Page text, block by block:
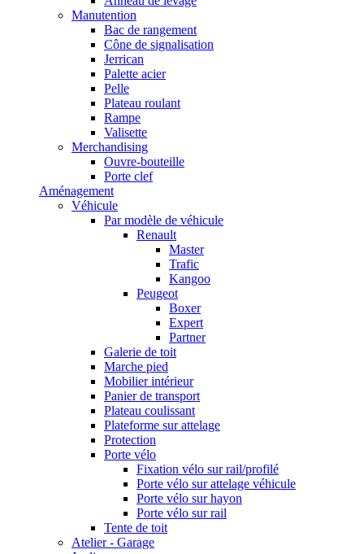
Manutention
Bac de rangement
Cône de signalisation
Jerrican
Palette acier
Pelle
Plateau roulant
Rampe
Valisette
Merchandising
Ouvre-bouteille
Porte clef
Aménagement
Véhicule
Par modèle de véhicule
Renault
Master
Trafic
Kangoo
Peugeot
Boxer
Expert
Partner
Galerie de toit
Marche pied
Mobilier intérieur
Panier de transport
Plateau coulissant
Plateforme sur attelage
Protection
Porte vélo
Fixation vélo sur rail/profilé
Porte vélo sur attelage véhicule
Porte vélo sur hayon
Porte vélo sur rail
Tente de toit
Atelier - Garage